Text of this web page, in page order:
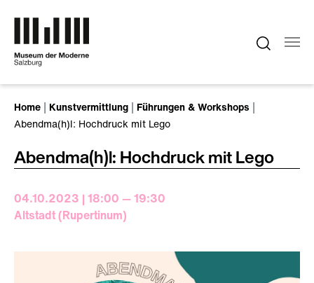
Home Kunstvermittlung
Führungen & Workshops
Abendma(h)l: Hochdruck mit Lego
Abendma(h)l: Hochdruck mit Lego
04.10.2023 | 18:00 — 19:30
Altstadt (Rupertinum)